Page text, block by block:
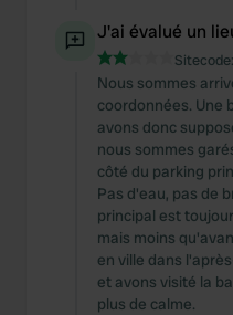
J'ai évalué un
Sitecode:
Nous sommes
coordonnées. Une
avons donc
nous sommes
côté du parking
Pas d'eau, pas de
principal est
mais moins
en ville dans
et avons visité la
plus de calme.